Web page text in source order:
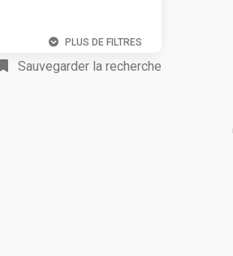
PLUS DE FILTRES
Sauvegarder la recherche